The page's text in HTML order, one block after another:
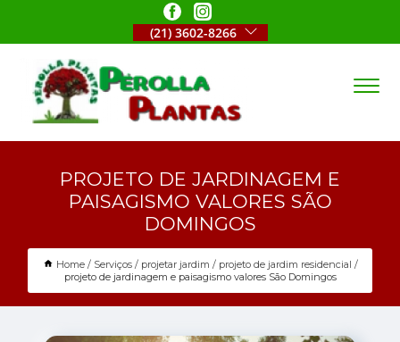
(21) 3602-8266
PROJETO DE JARDINAGEM E
PAISAGISMO VALORES SÃO
DOMINGOS
Home Serviços projetar jardim
projeto de jardim residencial
projeto de jardinagem e paisagismo valores São Domingos